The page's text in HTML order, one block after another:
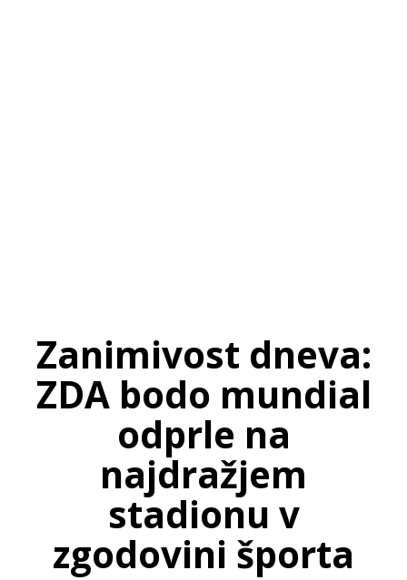
Zanimivost dneva:
ZDA bodo mundial
odprle na
najdražjem
stadionu v
zgodovini športa